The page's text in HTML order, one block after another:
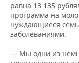
равна 13 135
программа на
нуждающиеся
заболеваниями.
— Мы одни из